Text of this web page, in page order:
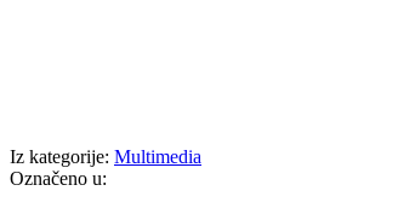
Iz kategorije: Multimedia
Označeno u: